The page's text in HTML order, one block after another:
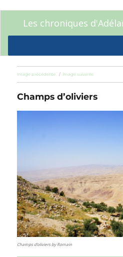
Les chroniques
Image précédente Image suivante
Champs d’oliviers
Champs d’oliviers by Romain